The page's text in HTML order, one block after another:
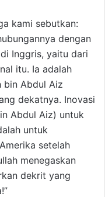
kami sebutkan:
dengan
Inggris, yaitu dari
itu. Ia adalah
bin Abdul Aiz
dekatnya. Inovasi
Abdul Aiz) untuk
untuk
setelah
menegaskan
dekrit yang